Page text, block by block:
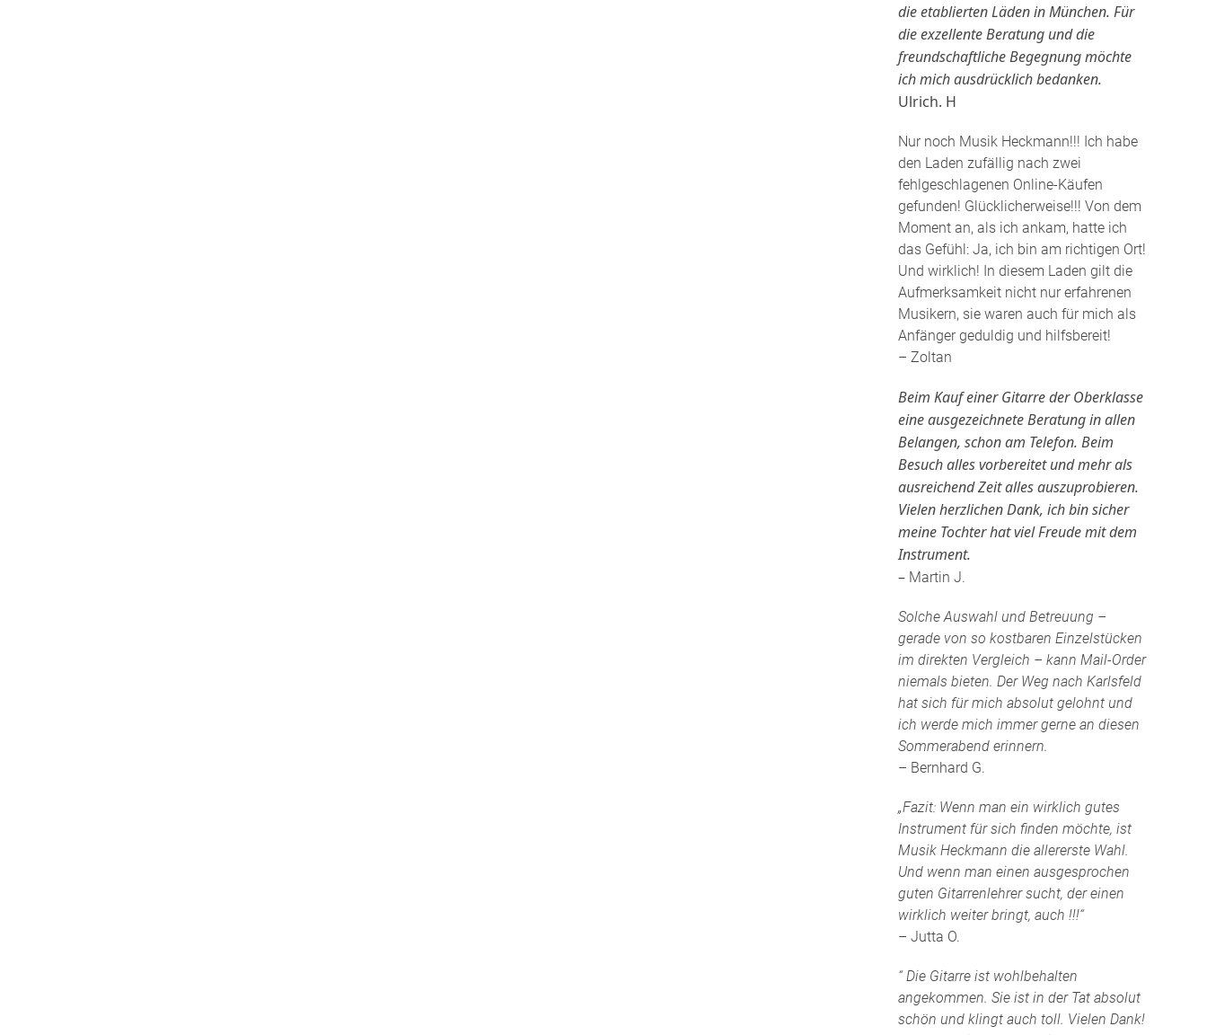
die etablierten Läden in München. Für
die exzellente Beratung und die
freundschaftliche Begegnung möchte
ich mich ausdrücklich bedanken.
Ulrich. H
Nur noch Musik Heckmann!!! Ich habe
den Laden zufällig nach zwei
fehlgeschlagenen Online-Käufen
gefunden! Glücklicherweise!!! Von dem
Moment an, als ich ankam, hatte ich
das Gefühl: Ja, ich bin am richtigen Ort!
Und wirklich! In diesem Laden gilt die
Aufmerksamkeit nicht nur erfahrenen
Musikern, sie waren auch für mich als
Anfänger geduldig und hilfsbereit!
– Zoltan
Beim Kauf einer Gitarre der Oberklasse
eine ausgezeichnete Beratung in allen
Belangen, schon am Telefon. Beim
Besuch alles vorbereitet und mehr als
ausreichend Zeit alles auszuprobieren.
Vielen herzlichen Dank, ich bin sicher
meine Tochter hat viel Freude mit dem
Instrument.
– Martin J.
Solche Auswahl und Betreuung –
gerade von so kostbaren Einzelstücken
im direkten Vergleich – kann Mail-Order
niemals bieten. Der Weg nach Karlsfeld
hat sich für mich absolut gelohnt und
ich werde mich immer gerne an diesen
Sommerabend erinnern.
– Bernhard G.
„Fazit: Wenn man ein wirklich gutes
Instrument für sich finden möchte, ist
Musik Heckmann die allererste Wahl.
Und wenn man einen ausgesprochen
guten Gitarrenlehrer sucht, der einen
wirklich weiter bringt, auch !!!“
– Jutta O.
“ Die Gitarre ist wohlbehalten
angekommen. Sie ist in der Tat absolut
schön und klingt auch toll. Vielen Dank!